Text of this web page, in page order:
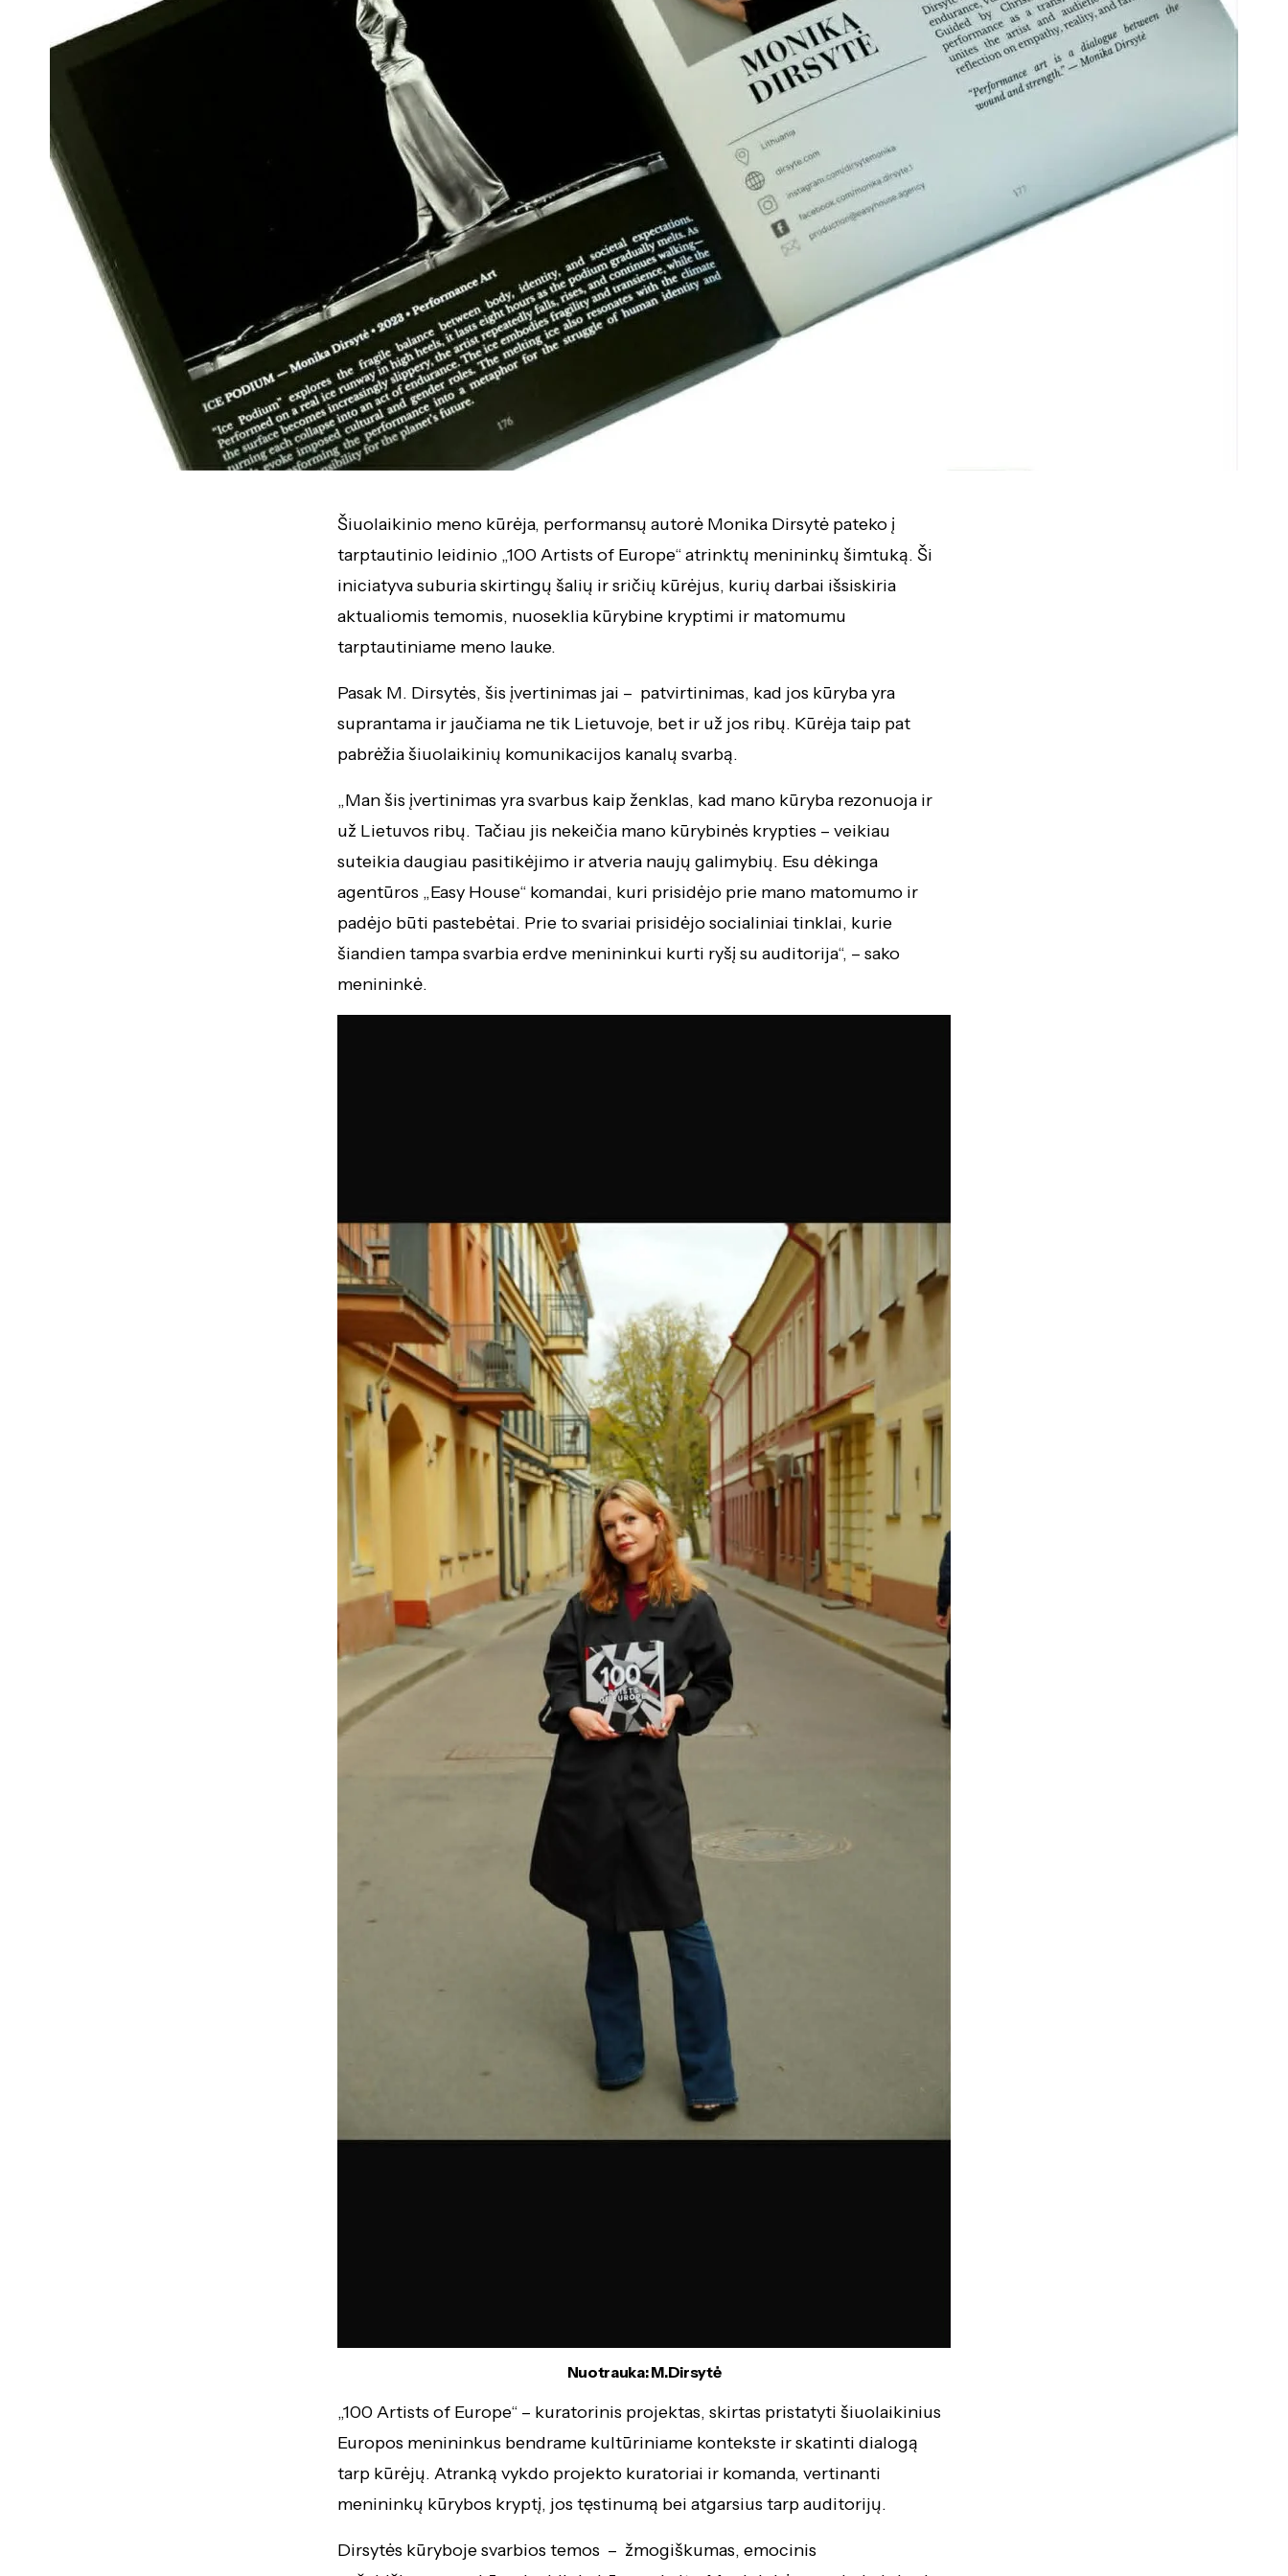
Šiuolaikinio meno kūrėja, performansų autorė Monika Dirsytė pateko į
tarptautinio leidinio „100 Artists of Europe“ atrinktų menininkų šimtuką. Ši
iniciatyva suburia skirtingų šalių ir sričių kūrėjus, kurių darbai išsiskiria
aktualiomis temomis, nuoseklia kūrybine kryptimi ir matomumu
tarptautiniame meno lauke.
Pasak M. Dirsytės, šis įvertinimas jai – patvirtinimas, kad jos kūryba yra
suprantama ir jaučiama ne tik Lietuvoje, bet ir už jos ribų. Kūrėja taip pat
pabrėžia šiuolaikinių komunikacijos kanalų svarbą.
„Man šis įvertinimas yra svarbus kaip ženklas, kad mano kūryba rezonuoja ir
už Lietuvos ribų. Tačiau jis nekeičia mano kūrybinės krypties – veikiau
suteikia daugiau pasitikėjimo ir atveria naujų galimybių. Esu dėkinga
agentūros „Easy House“ komandai, kuri prisidėjo prie mano matomumo ir
padėjo būti pastebėtai. Prie to svariai prisidėjo socialiniai tinklai, kurie
šiandien tampa svarbia erdve menininkui kurti ryšį su auditorija“, – sako
menininkė.
Nuotrauka: M.Dirsytė
„100 Artists of Europe“ – kuratorinis projektas, skirtas pristatyti šiuolaikinius
Europos menininkus bendrame kultūriniame kontekste ir skatinti dialogą
tarp kūrėjų. Atranką vykdo projekto kuratoriai ir komanda, vertinanti
menininkų kūrybos kryptį, jos tęstinumą bei atgarsius tarp auditorijų.
Dirsytės kūryboje svarbios temos – žmogiškumas, emocinis